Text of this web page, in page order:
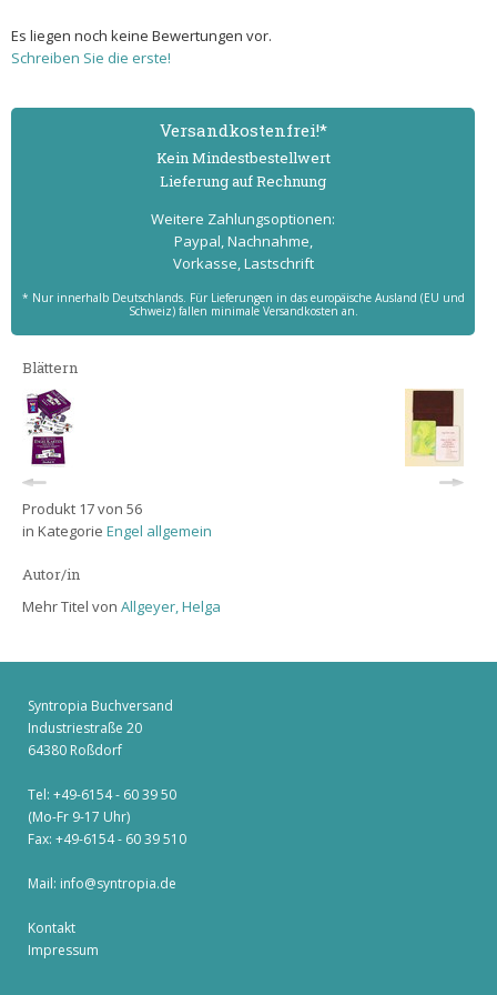
Es liegen noch keine Bewertungen vor.
Schreiben Sie die erste!
Versand­kostenfrei!*
Kein Mindest­bestell­wert
Lieferung auf Rechnung
Weitere Zahlungs­optionen:
Paypal, Nachnahme,
Vorkasse, Lastschrift
* Nur innerhalb Deutschlands. Für Lieferungen in das europäische Ausland (EU und
Schweiz) fallen minimale Versandkosten an.
Blättern
Produkt 17 von 56
in Kategorie Engel allgemein
Autor/in
Mehr Titel von Allgeyer, Helga
Syntropia Buchversand
Industriestraße 20
64380 Roßdorf
Tel: +49-6154 - 60 39 50
(Mo-Fr 9-17 Uhr)
Fax: +49-6154 - 60 39 510
Mail: info@syntropia.de
Kontakt
Impressum